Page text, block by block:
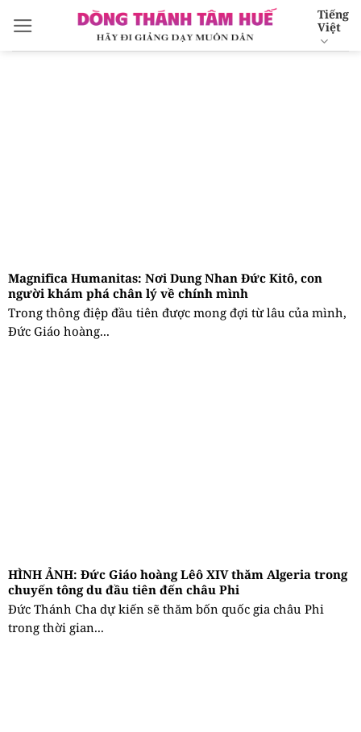
qua
nội
Tiếng
Việt
Magnifica Humanitas: Nơi Dung Nhan Đức Kitô, con
người khám phá chân lý về chính mình
Trong thông điệp đầu tiên được mong đợi từ lâu của mình,
Đức Giáo hoàng...
HÌNH ẢNH: Đức Giáo hoàng Lêô XIV thăm Algeria trong
chuyến tông du đầu tiên đến châu Phi
Đức Thánh Cha dự kiến sẽ thăm bốn quốc gia châu Phi
trong thời gian...